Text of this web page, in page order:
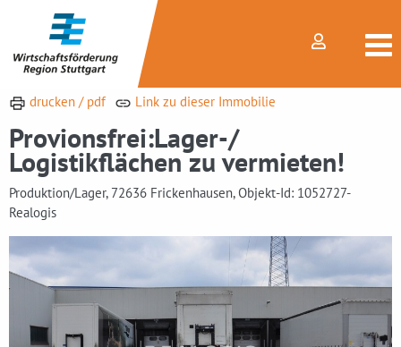
drucken / pdf Link zu dieser Immobilie
Provionsfrei:Lager-/
Logistikflächen zu vermieten!
Produktion/Lager, 72636 Frickenhausen, Objekt-Id: 1052727-
Realogis